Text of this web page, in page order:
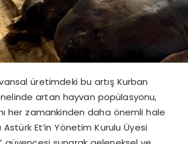
üretimdeki bu artış Kurban
artan hayvan popülasyonu,
her zamankinden daha önemli hale
Et’in Yönetim Kurulu Üyesi